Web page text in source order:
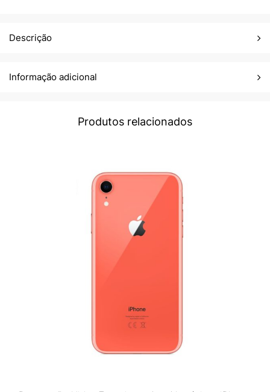
Descrição
Informação adicional
Produtos relacionados